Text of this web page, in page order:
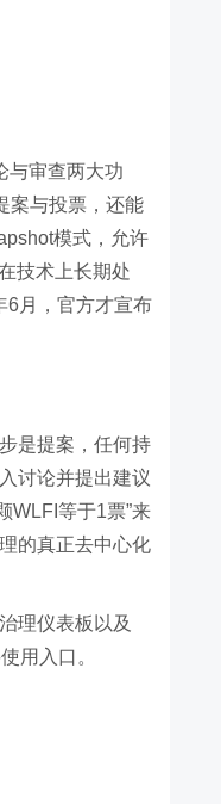
与审查两大功
案与投票，还能
模式，允许
技术上长期处
6月，官方才宣布
是提案，任何持
讨论并提出建议
WLFI等于1票”来
的真正去中心化
理仪表板以及
用入口。